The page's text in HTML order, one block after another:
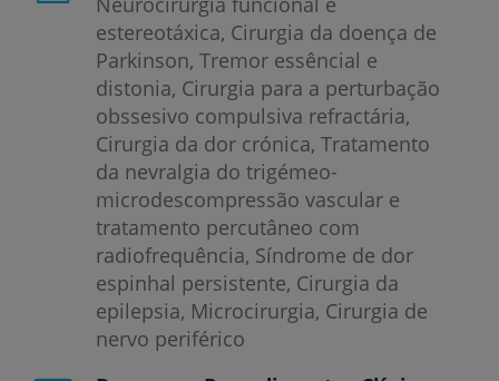
estereotáxica, Cirurgia da doença de
Parkinson, Tremor essêncial e
distonia, Cirurgia para a perturbação
obssesivo compulsiva refractária,
Cirurgia da dor crónica, Tratamento
da nevralgia do trigémeo-
microdescompressão vascular e
tratamento percutâneo com
radiofrequência, Síndrome de dor
espinhal persistente, Cirurgia da
epilepsia, Microcirurgia, Cirurgia de
nervo periférico